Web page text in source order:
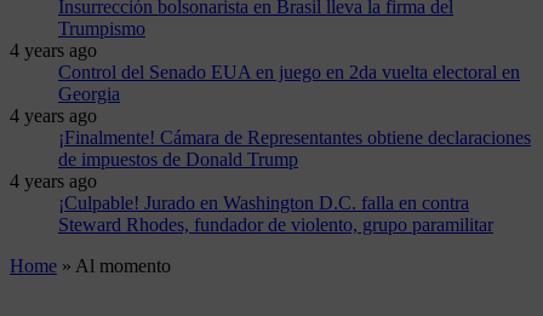
Insurrección bolsonarista en Brasil lleva la firma del
Trumpismo
4 years ago
Control del Senado EUA en juego en 2da vuelta electoral en
Georgia
4 years ago
¡Finalmente! Cámara de Representantes obtiene declaraciones
de impuestos de Donald Trump
4 years ago
¡Culpable! Jurado en Washington D.C. falla en contra
Steward Rhodes, fundador de violento, grupo paramilitar
Home » Al momento